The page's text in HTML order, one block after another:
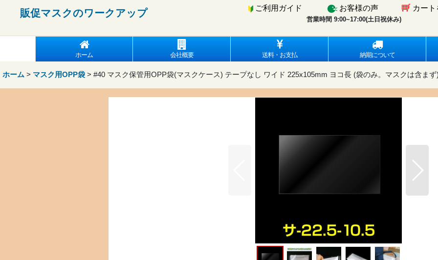
販促マスクのワークアップ ご利用ガイド お客様の声 カー
営業時間 9:00~17:00(土日祝休み)
ホーム 会社概要 送料・お支払 納期について
ホーム > マスク用OPP袋 > #40 マスク保管用OPP袋(マスクケース) テープなし ワイド 225x105mm ヨコ長 (袋のみ。マスクは含まず